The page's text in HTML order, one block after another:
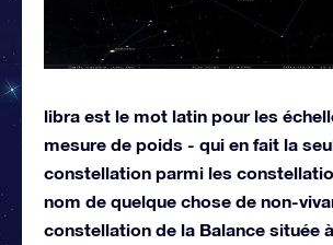
libra est le mot latin pour les
mesure de poids - qui en fait la
constellation parmi les
nom de quelque chose de non-
constellation de la Balance située